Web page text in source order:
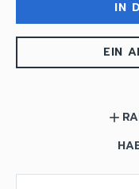
IN
EIN
add